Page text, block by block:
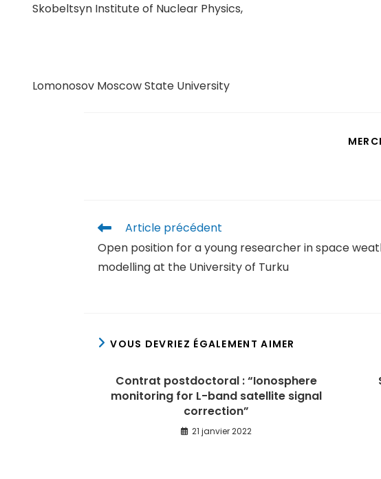
Skobeltsyn Institute of Nuclear Physics,
Lomonosov Moscow State University
Article précédent
Open position for a young researcher in space
modelling at the University of Turku
VOUS DEVRIEZ ÉGALEMENT AIMER
Contrat postdoctoral : “Ionosphere
monitoring for L-band satellite signal
correction”
21 janvier 2022